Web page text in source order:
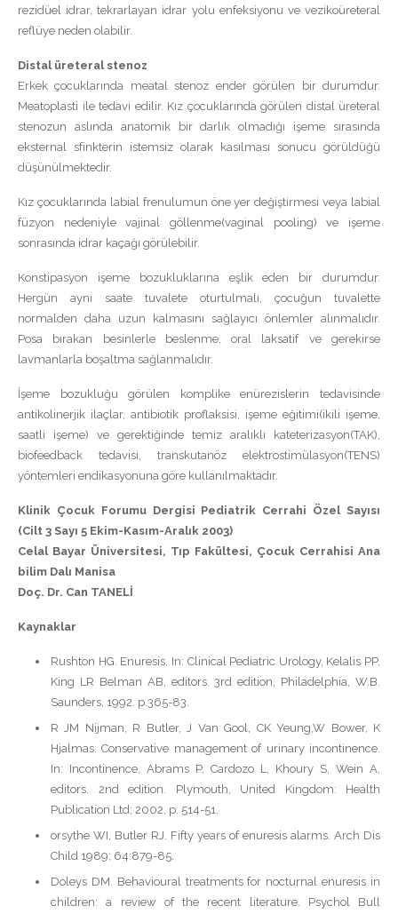
rezidüel idrar, tekrarlayan idrar yolu enfeksiyonu ve vezikoüreteral
reflüye neden olabilir.
Distal üreteral stenoz
Erkek çocuklarında meatal stenoz ender görülen bir durumdur.
Meatoplasti ile tedavi edilir. Kız çocuklarında görülen distal üreteral
stenozun aslında anatomik bir darlık olmadığı işeme sırasında
eksternal sfinkterin istemsiz olarak kasılması sonucu görüldüğü
düşünülmektedir.
Kız çocuklarında labial frenulumun öne yer değiştirmesi veya labial
füzyon nedeniyle vajinal göllenme(vaginal pooling) ve işeme
sonrasında idrar kaçağı görülebilir.
Konstipasyon işeme bozukluklarına eşlik eden bir durumdur.
Hergün aynı saate tuvalete oturtulmalı, çocuğun tuvalette
normalden daha uzun kalmasını sağlayıcı önlemler alınmalıdır.
Posa bırakan besinlerle beslenme, oral laksatif ve gerekirse
lavmanlarla boşaltma sağlanmalıdır.
İşeme bozukluğu görülen komplike enürezislerin tedavisinde
antikolinerjik ilaçlar, antibiotik proflaksisi, işeme eğitimi(ikili işeme,
saatli işeme) ve gerektiğinde temiz aralıklı kateterizasyon(TAK),
biofeedback tedavisi, transkutanöz elektrostimülasyon(TENS)
yöntemleri endikasyonuna göre kullanılmaktadır.
Klinik Çocuk Forumu Dergisi Pediatrik Cerrahi Özel Sayısı
(Cilt 3 Sayı 5 Ekim-Kasım-Aralık 2003)
Celal Bayar Üniversitesi, Tıp Fakültesi, Çocuk Cerrahisi Ana
bilim Dalı Manisa
Doç. Dr. Can TANELİ
Kaynaklar
Rushton HG. Enuresis. In: Clinical Pediatric Urology, Kelalis PP,
King LR Belman AB, editors. 3rd edition, Philadelphia, W.B.
Saunders, 1992. p.365-83.
R JM Nijman, R Butler, J Van Gool, CK Yeung,W Bower, K
Hjalmas. Conservative management of urinary incontinence.
In: Incontinence, Abrams P, Cardozo L, Khoury S, Wein A,
editors. 2nd edition. Plymouth, United Kingdom: Health
Publication Ltd; 2002, p. 514-51.
orsythe WI, Butler RJ. Fifty years of enuresis alarms. Arch Dis
Child 1989; 64:879-85.
Doleys DM. Behavioural treatments for nocturnal enuresis in
children: a review of the recent literature. Psychol Bull